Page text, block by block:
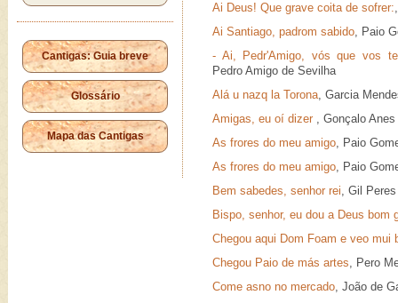
Cantigas: Guia breve
Glossário
Mapa das Cantigas
Ai Deus! Que grave coita de sofrer:
Ai Santiago, padrom sabido, Paio
- Ai, Pedr'Amigo, vós que vos
Pedro Amigo de Sevilha
Alá u nazq la Torona, Garcia
Amigas, eu oí dizer , Gonçalo
As frores do meu amigo, Paio
As frores do meu amigo, Paio
Bem sabedes, senhor rei, Gil
Bispo, senhor, eu dou a Deus bom
Chegou aqui Dom Foam e veo mui
Chegou Paio de más artes, Pero
Come asno no mercado, João de